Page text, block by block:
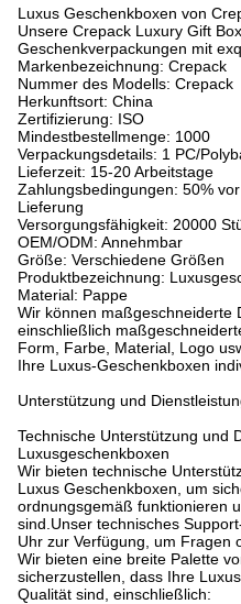
Luxus Geschenkboxen von
Unsere Crepack Luxury Gift
Geschenkverpackungen mit
Markenbezeichnung: Crepack
Nummer des Modells: Crepack
Herkunftsort: China
Zertifizierung: ISO
Mindestbestellmenge: 1000
Verpackungsdetails: 1 PC/
Lieferzeit: 15-20 Arbeitstage
Zahlungsbedingungen: 50%
Lieferung
Versorgungsfähigkeit: 20000
OEM/ODM: Annehmbar
Größe: Verschiedene Größen
Produktbezeichnung:
Material: Pappe
Wir können maßgeschneiderte
einschließlich
Form, Farbe, Material, Logo
Ihre Luxus-Geschenkboxen
Unterstützung und
Technische Unterstützung und
Luxusgeschenkboxen
Wir bieten technische
Luxus Geschenkboxen, um
ordnungsgemäß funktionieren
sind.Unser technisches
Uhr zur Verfügung, um Fragen
Wir bieten eine breite Palette
sicherzustellen, dass Ihre
Qualität sind, einschließlich: